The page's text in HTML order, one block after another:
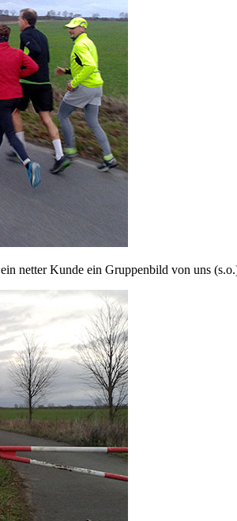
netter Kunde ein Gruppenbild von uns